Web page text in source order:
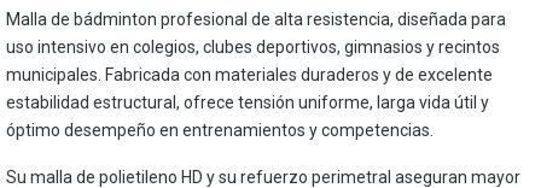
Malla de bádminton profesional de alta resistencia, diseñada para
uso intensivo en colegios, clubes deportivos, gimnasios y recintos
municipales. Fabricada con materiales duraderos y de excelente
estabilidad estructural, ofrece tensión uniforme, larga vida útil y
óptimo desempeño en entrenamientos y competencias.
Su malla de polietileno HD y su refuerzo perimetral aseguran mayor